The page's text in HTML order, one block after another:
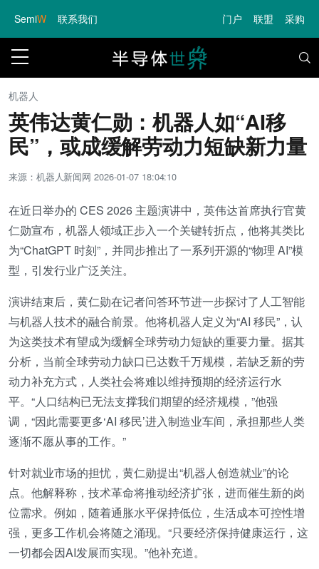
SemiW 联系我们 门户 联盟 采购
机器人
英伟达黄仁勋：机器人如“AI移
民”，或成缓解劳动力短缺新力量
来源：机器人新闻网2026-01-07 18:04:10
在近日举办的 CES 2026 主题演讲中，英伟达首席执行官黄
仁勋宣布，机器人领域正步入一个关键转折点，他将其类比
为“ChatGPT 时刻”，并同步推出了一系列开源的“物理 AI”模
型，引发行业广泛关注。
演讲结束后，黄仁勋在记者问答环节进一步探讨了人工智能
与机器人技术的融合前景。他将机器人定义为“AI 移民”，认
为这类技术有望成为缓解全球劳动力短缺的重要力量。据其
分析，当前全球劳动力缺口已达数千万规模，若缺乏新的劳
动力补充方式，人类社会将难以维持预期的经济运行水
平。“人口结构已无法支撑我们期望的经济规模，”他强
调，“因此需要更多‘AI 移民’进入制造业车间，承担那些人类
逐渐不愿从事的工作。”
针对就业市场的担忧，黄仁勋提出“机器人创造就业”的论
点。他解释称，技术革命将推动经济扩张，进而催生新的岗
位需求。例如，随着通胀水平保持低位，生活成本可控性增
强，更多工作机会将随之涌现。“只要经济保持健康运行，这
一切都会因AI发展而实现。”他补充道。